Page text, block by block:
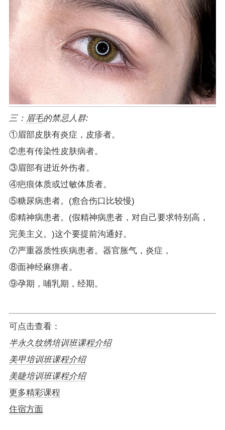
三： 眉毛的禁忌人群:
①眉部皮肤有炎症，皮疹者。
②患有传染性皮肤病者。
③眉部有进近外伤者。
④疤痕体质或过敏体质者。
⑤糖尿病患者。(愈合伤口比较慢)
⑥精神病患者。(假精神病患者，对自己要求特别高，
完美主义。)这个要提前沟通好。
⑦严重器质性疾病患者。器官胀气，炎症，
⑧面神经麻痹者。
⑨孕期，哺乳期，经期。
可点击查看：
半永久纹绣培训班课程介绍
美甲培训班课程介绍
美睫培训班课程介绍
更多精彩课程
住宿方面